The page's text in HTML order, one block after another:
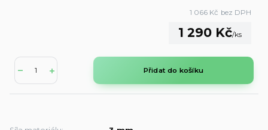
1 290 Kč/ks
1 066 Kč bez DPH
Přidat do košíku